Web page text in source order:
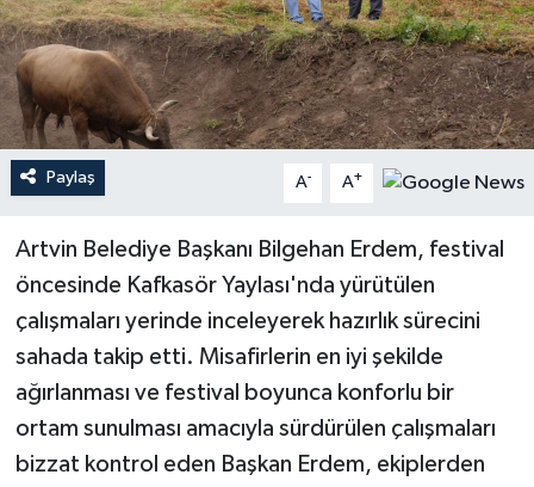
Paylaş A- A+
Artvin Belediye Başkanı Bilgehan Erdem, festival
öncesinde Kafkasör Yaylası'nda yürütülen
çalışmaları yerinde inceleyerek hazırlık sürecini
sahada takip etti. Misafirlerin en iyi şekilde
ağırlanması ve festival boyunca konforlu bir
ortam sunulması amacıyla sürdürülen çalışmaları
bizzat kontrol eden Başkan Erdem, ekiplerden